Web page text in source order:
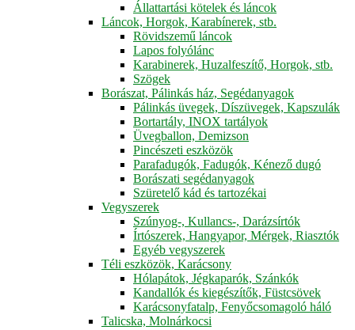
Állattartási kötelek és láncok
Láncok, Horgok, Karabínerek, stb.
Rövidszemű láncok
Lapos folyólánc
Karabinerek, Huzalfeszítő, Horgok, stb.
Szögek
Borászat, Pálinkás ház, Segédanyagok
Pálinkás üvegek, Díszüvegek, Kapszulák
Bortartály, INOX tartályok
Üvegballon, Demizson
Pincészeti eszközök
Parafadugók, Fadugók, Kénező dugó
Borászati segédanyagok
Szüretelő kád és tartozékai
Vegyszerek
Szúnyog-, Kullancs-, Darázsírtók
Írtószerek, Hangyapor, Mérgek, Riasztók
Egyéb vegyszerek
Téli eszközök, Karácsony
Hólapátok, Jégkaparók, Szánkók
Kandallók és kiegészítők, Füstcsövek
Karácsonyfatalp, Fenyőcsomagoló háló
Talicska, Molnárkocsi